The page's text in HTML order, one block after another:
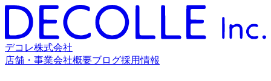
デコレ株式会社
店舗・事業会社概要ブログ採用情報